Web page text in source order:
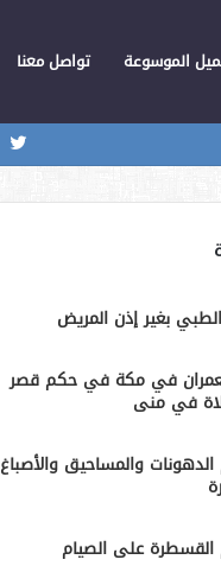
الموسوعة تواصل معنا
بغير إذن المريض
في مكة في حكم قصر
في منى
الدهونات والمساحيق والأصباغ
القسطرة على الصيام